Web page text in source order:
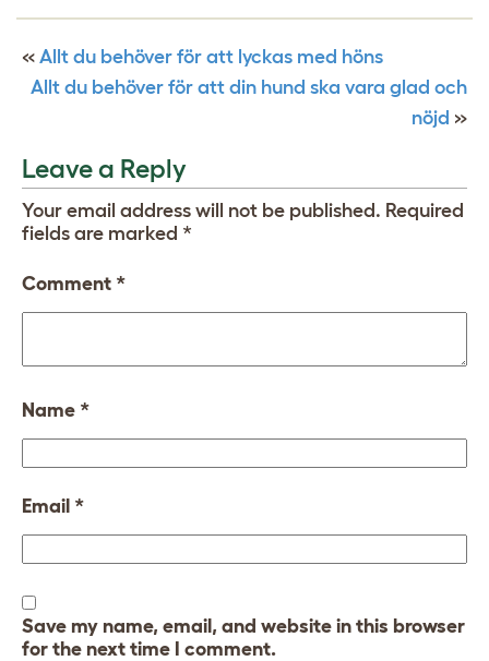
« Allt du behöver för att lyckas med höns
Allt du behöver för att din hund ska vara glad och
nöjd »
Leave a Reply
Your email address will not be published. Required
fields are marked *
Comment *
Name *
Email *
Save my name, email, and website in this browser
for the next time I comment.